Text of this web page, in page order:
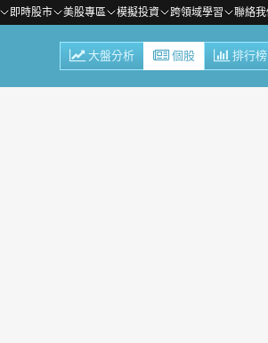
即時股市 美股專區 模擬投資 跨領域學習 聯絡我
大盤分析 個股 排行榜